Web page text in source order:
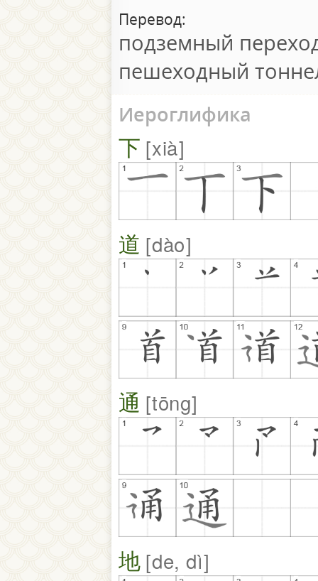
Перевод:
подземный
пешеходный
Иероглифика
下 xià
道 dào
通 tōng
地 de, dì